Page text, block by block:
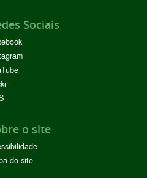
Sociais
o site
do site